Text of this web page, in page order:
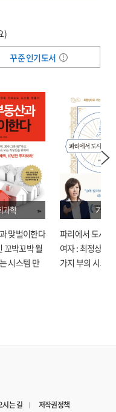
)
꾸준 인기도서
과학
맞벌이한다
꼬박꼬박 월
시스템 만
기술
파리에서 도시락
여자 : 최정상으
가지 부의 시크릿
시는 길 저작권정책